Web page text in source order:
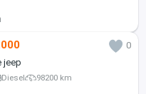
0
jeep
Diesel 98200 km